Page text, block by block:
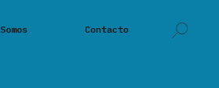
Somos Contacto